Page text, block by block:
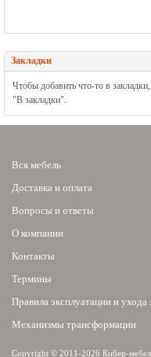
Закладки
Чтобы добавить что-то в
"В закладки".
Вся мебель
Доставка и оплата
Вопросы и ответы
О компании
Контакты
Термины
Правила эксплуатации и ухода
Механизмы трансформации
Copyright © 2011-2026 Кибер-